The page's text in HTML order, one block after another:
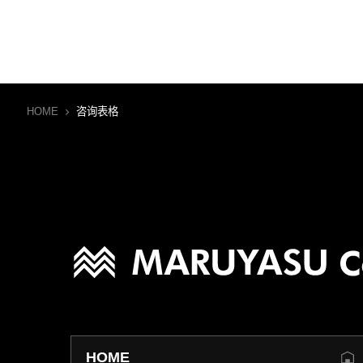
HOME 咨询表格
HOME